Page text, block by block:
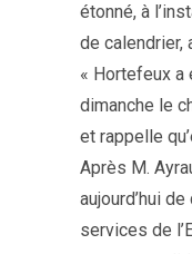
étonné, à
de calendrier,
« Hortefeux a
dimanche le
et rappelle
Après M.
aujourd’hui
services de